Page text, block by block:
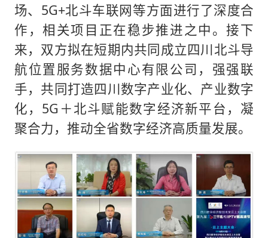
场、5G+北斗车联网等方面进行了深度合
作，相关项目正在稳步推进之中。接下
来，双方拟在短期内共同成立四川北斗导
航位置服务数据中心有限公司，强强联
手，共同打造四川数字产业化、产业数字
化，5G＋北斗赋能数字经济新平台，凝
聚合力，推动全省数字经济高质量发展。